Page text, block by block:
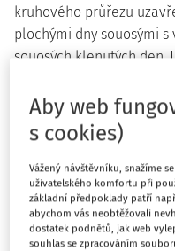
kruhového průřezu
plochými dny souosými
souosých klenutých den.
nádoby (dále jen "PS.V")
nejnižší pracovní teplota
pracovní teplota není pro
a pro nádoby z hliníku
100 st. C.".
3. V § 1 odst. 3 písmeno
Aby web
s cookies)
Vážený návštěvníku, snažíme
uživatelského komfortu při
základní předpoklady patří
abychom vás neobtěžovali
dostatek podnětů, jak web
souhlas se zpracováním